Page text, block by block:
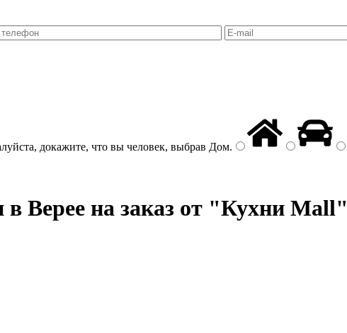
докажите, что вы человек, выбрав Дом.
в Верее на заказ от "Кухни Mall"